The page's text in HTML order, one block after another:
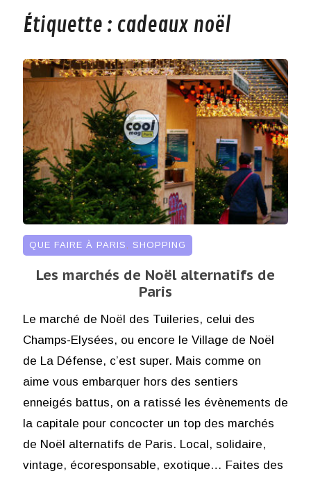
Étiquette : cadeaux noël
QUE FAIRE À PARIS SHOPPING
Les marchés de Noël alternatifs de
Paris
Le marché de Noël des Tuileries, celui des
Champs-Elysées, ou encore le Village de Noël
de La Défense, c’est super. Mais comme on
aime vous embarquer hors des sentiers
enneigés battus, on a ratissé les évènements de
la capitale pour concocter un top des marchés
de Noël alternatifs de Paris. Local, solidaire,
vintage, écoresponsable, exotique… Faites des